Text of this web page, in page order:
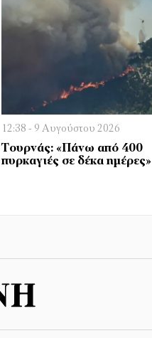
12:38 - 9 Αυγούστου 2026
Τουρνάς: «Πάνω από 400
πυρκαγιές σε δέκα ημέρες»